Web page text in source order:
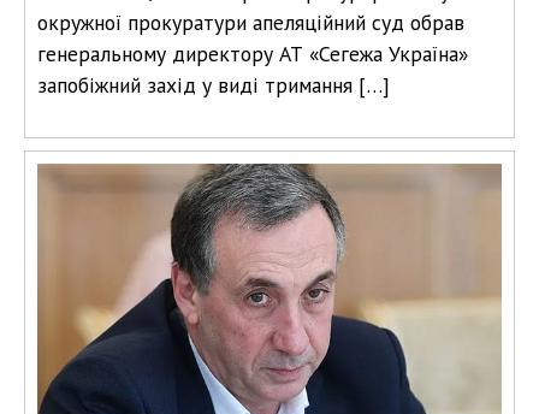
окружної прокуратури апеляційний суд обрав
генеральному директору АТ «Сегежа Україна»
запобіжний захід у виді тримання […]